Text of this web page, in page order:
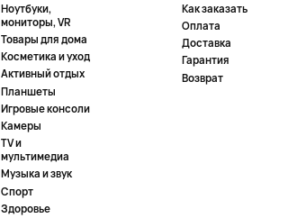
Ноутбуки,
мониторы, VR
Товары для дома
Косметика и уход
Активный отдых
Планшеты
Игровые консоли
Камеры
TV и
мультимедиа
Музыка и звук
Спорт
Здоровье
Как заказать
Оплата
Доставка
Гарантия
Возврат